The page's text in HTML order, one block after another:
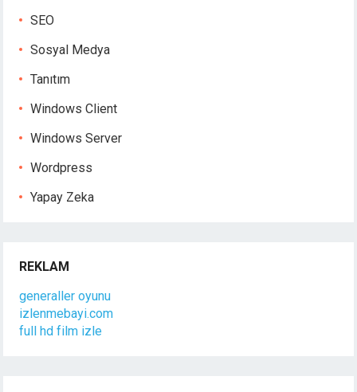
SEO
Sosyal Medya
Tanıtım
Windows Client
Windows Server
Wordpress
Yapay Zeka
REKLAM
generaller oyunu
izlenmebayi.com
full hd film izle